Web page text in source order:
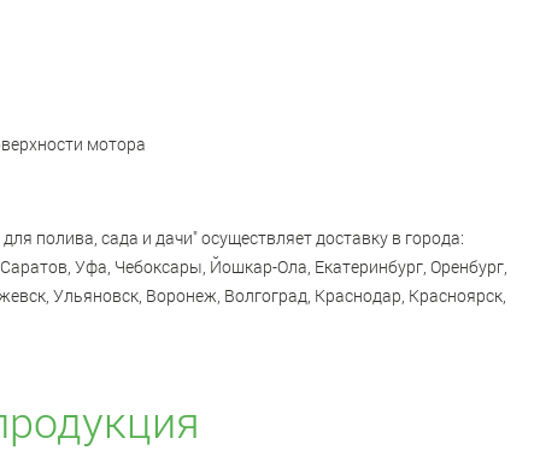
мотора
полива, сада и дачи" осуществляет доставку в города:
Уфа, Чебоксары, Йошкар-Ола, Екатеринбург, Оренбург,
Ульяновск, Воронеж, Волгоград, Краснодар, Красноярск,